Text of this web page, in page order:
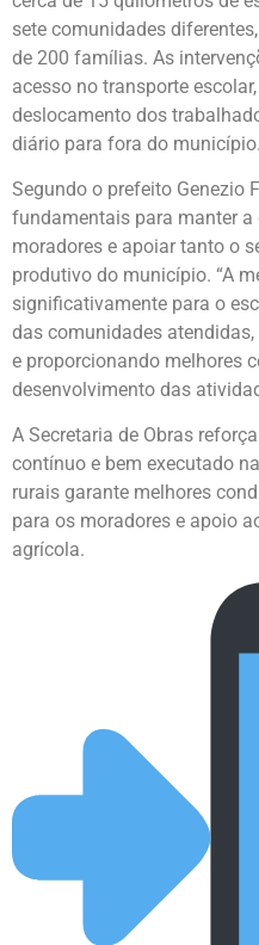
sete comunidades
de 200 famílias. As
acesso no transporte
deslocamento dos
diário para fora do município.
Segundo o prefeito Genezio
fundamentais para manter
moradores e apoiar tanto o
produtivo do município. “A
significativamente para o
das comunidades
e proporcionando melhores
desenvolvimento das
A Secretaria de Obras
contínuo e bem executado
rurais garante melhores
para os moradores e apoio
agrícola.